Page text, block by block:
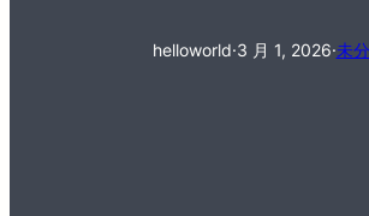
helloworld·3 月 1, 2026·未